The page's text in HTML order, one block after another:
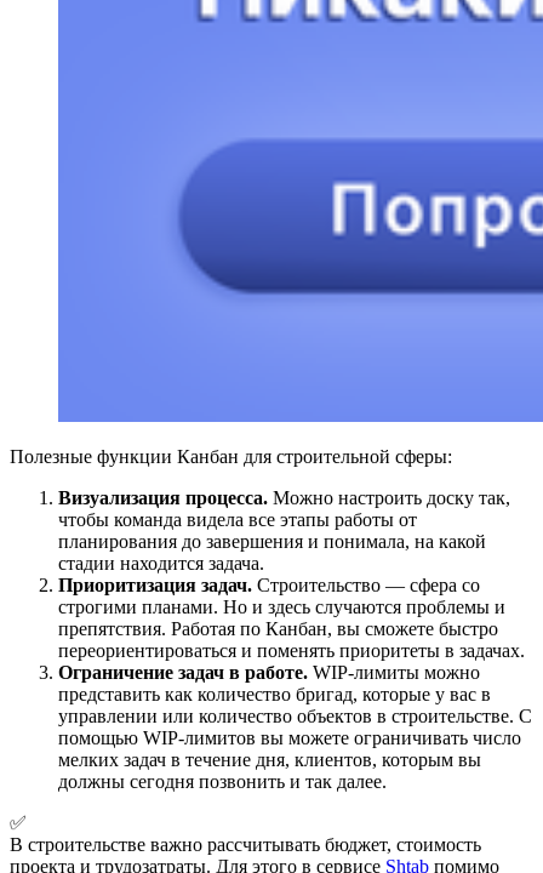
Полезные функции Канбан для строительной сферы:
Визуализация процесса. Можно настроить доску так,
чтобы команда видела все этапы работы от
планирования до завершения и понимала, на какой
стадии находится задача.
Приоритизация задач. Строительство — сфера со
строгими планами. Но и здесь случаются проблемы и
препятствия. Работая по Канбан, вы сможете быстро
переориентироваться и поменять приоритеты в задачах.
Ограничение задач в работе. WIP-лимиты можно
представить как количество бригад, которые у вас в
управлении или количество объектов в строительстве. С
помощью WIP-лимитов вы можете ограничивать число
мелких задач в течение дня, клиентов, которым вы
должны сегодня позвонить и так далее.
✅
В строительстве важно рассчитывать бюджет, стоимость
проекта и трудозатраты. Для этого в сервисе Shtab помимо